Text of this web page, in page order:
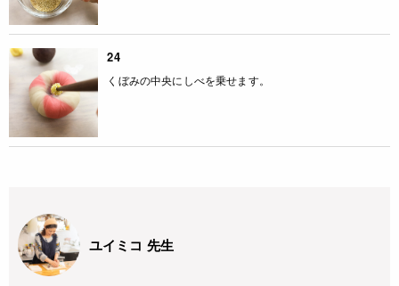
24
くぼみの中央にしべを乗せます。
ユイミコ 先生